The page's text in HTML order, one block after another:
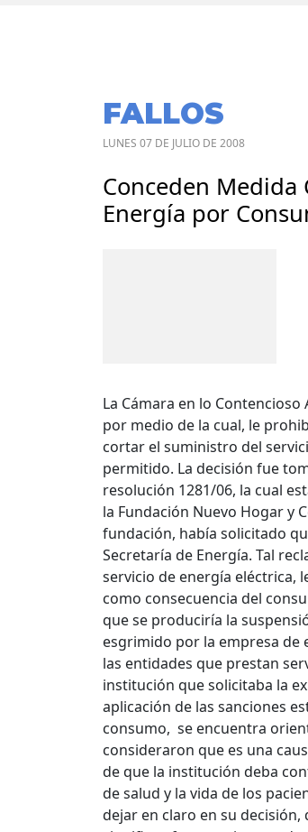
FALLOS
LUNES 07 DE JULIO DE 2008
Conceden
Energía por
La Cámara en lo
por medio de la cual, le
cortar el suministro del
permitido. La decisión fue
resolución 1281/06, la cual
la Fundación Nuevo Hogar y
fundación, había solicitado
Secretaría de Energía. Tal
servicio de energía eléctrica,
como consecuencia del
que se produciría la
esgrimido por la empresa de
las entidades que prestan
institución que solicitaba la
aplicación de las sanciones
consumo, se encuentra
consideraron que es una
de que la institución deba
de salud y la vida de los
dejar en claro en su